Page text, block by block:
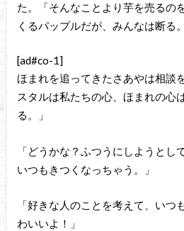
た。「そんなことより芋を売るの
くるパップルだが、みんなは断る。
[ad#co-1]
ほまれを追ってきたさあやは相談
スタルは私たちの心、ほまれの心
る。」
「どうかな？ふつうにしようとし
いつもきつくなっちゃう。」
「好きな人のことを考えて、いつ
わいいよ！」